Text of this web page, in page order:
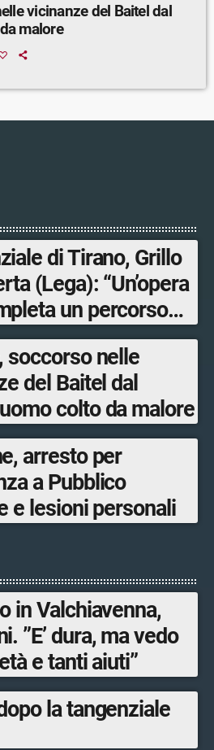
vicinanze del Baitel dal
malore
di Tirano, Grillo
(Lega): “Un’opera
un percorso
fa. Ora avanti
Sondrio”
soccorso nelle
del Baitel dal
colto da malore
arresto per
a Pubblico
e lesioni personali
in Valchiavenna,
”E’ dura, ma vedo
e tanti aiuti”
la tangenziale